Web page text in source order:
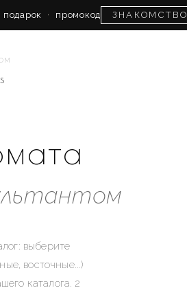
· промокод ЗНАКОМСТВО
выберите
восточные...)
каталога. 2